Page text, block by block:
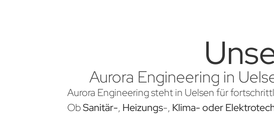
Aurora Engineering in
Aurora Engineering steht in Uelsen für
ObSanitär-, Heizungs-, Klima- oder